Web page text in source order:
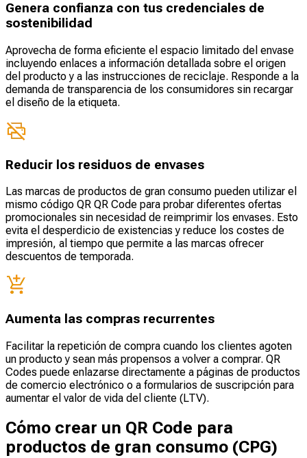
Genera confianza con tus credenciales de
sostenibilidad
Aprovecha de forma eficiente el espacio limitado del envase
incluyendo enlaces a información detallada sobre el origen
del producto y a las instrucciones de reciclaje. Responde a la
demanda de transparencia de los consumidores sin recargar
el diseño de la etiqueta.
Reducir los residuos de envases
Las marcas de productos de gran consumo pueden utilizar el
mismo código QR QR Code para probar diferentes ofertas
promocionales sin necesidad de reimprimir los envases. Esto
evita el desperdicio de existencias y reduce los costes de
impresión, al tiempo que permite a las marcas ofrecer
descuentos de temporada.
Aumenta las compras recurrentes
Facilitar la repetición de compra cuando los clientes agoten
un producto y sean más propensos a volver a comprar. QR
Codes puede enlazarse directamente a páginas de productos
de comercio electrónico o a formularios de suscripción para
aumentar el valor de vida del cliente (LTV).
Cómo crear un QR Code para
productos de gran consumo (CPG)